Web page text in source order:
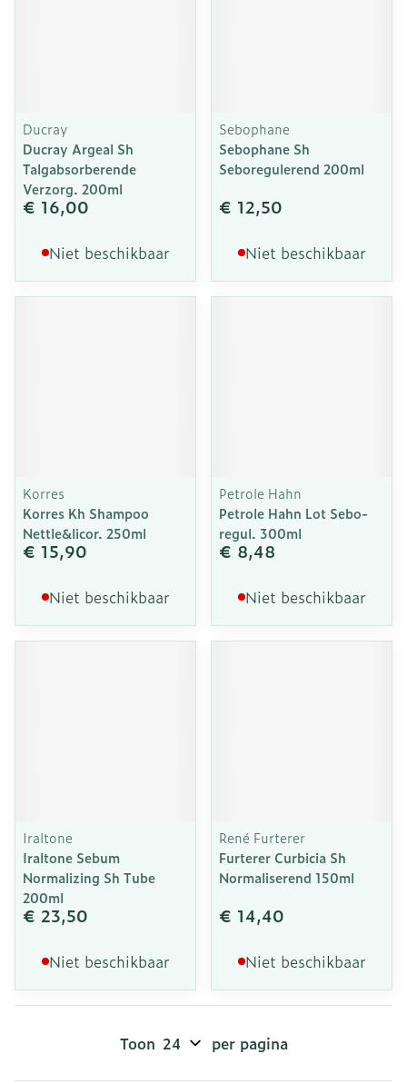
Ducray
Ducray Argeal Sh
Talgabsorberende
Verzorg. 200ml
€ 16,00
Niet beschikbaar
Sebophane
Sebophane Sh
Seboregulerend 200ml
€ 12,50
Niet beschikbaar
Korres
Korres Kh Shampoo
Nettle&licor. 250ml
€ 15,90
Niet beschikbaar
Petrole Hahn
Petrole Hahn Lot Sebo-
regul. 300ml
€ 8,48
Niet beschikbaar
Iraltone
Iraltone Sebum
Normalizing Sh Tube
200ml
€ 23,50
Niet beschikbaar
René Furterer
Furterer Curbicia Sh
Normaliserend 150ml
€ 14,40
Niet beschikbaar
Toon per pagina